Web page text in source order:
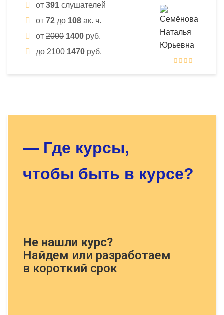
от 391 слушателей
от 72 до 108 ак. ч.
от 2000 1400 руб.
до 2100 1470 руб.
— Где курсы,
чтобы быть в курсе?
Не нашли курс?
Найдем или разработаем
в короткий срок
для Вас нужный курс!